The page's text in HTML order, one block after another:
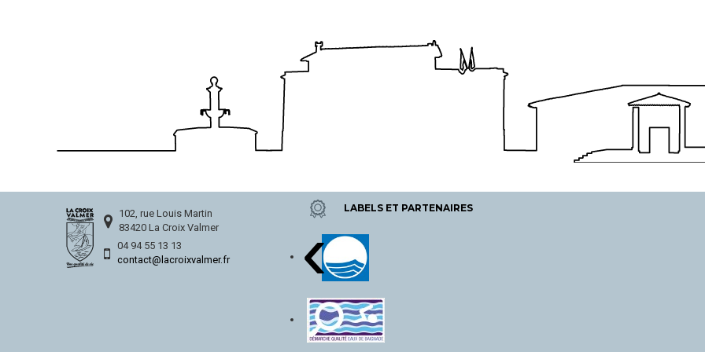
102, rue Louis Martin
83420 La Croix Valmer
04 94 55 13 13
contact@lacroixvalmer.fr
LABELS ET PARTENAIRES
‹